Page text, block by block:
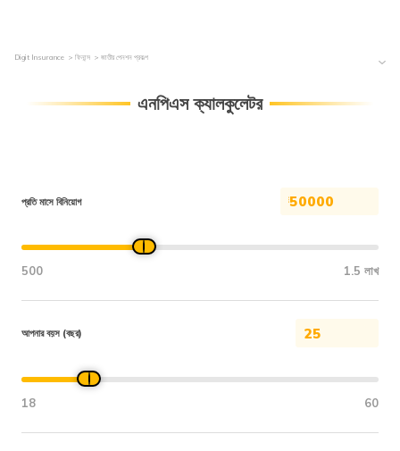
Digit Insurance ফিনান্স জাতীয় পেনশন প্রকল্প
এনপিএস ক্যালকুলেটর
প্রতি মাসে বিনিয়োগ ₹
500 1.5 লাখ
আপনার বয়স (বছর)
18 60